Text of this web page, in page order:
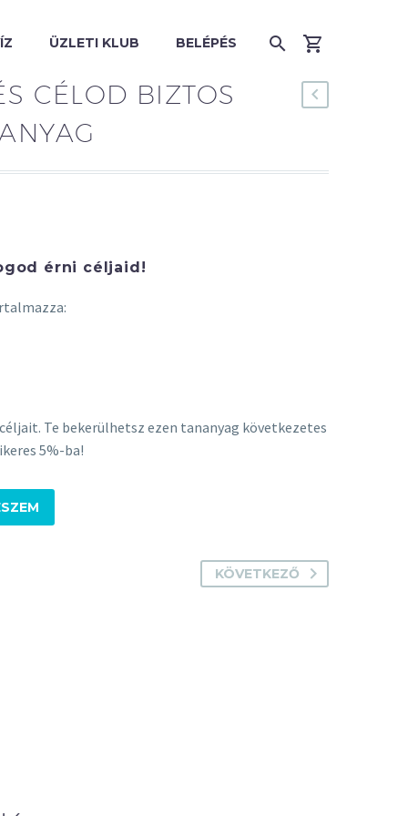
ÜZLETI KLUB BELÉPÉS
CÉLOD BIZTOS
érni céljaid!
Te bekerülhetsz ezen tananyag következetes
5%-ba!
KÖVETKEZŐ